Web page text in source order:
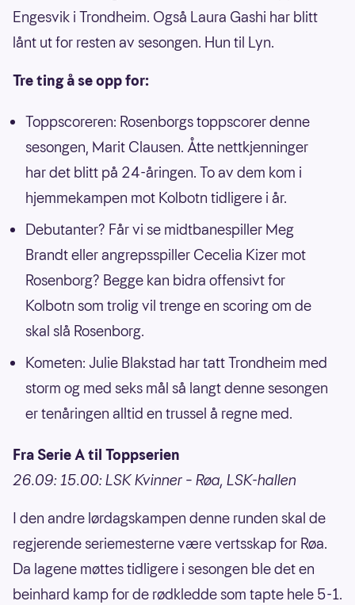
Engesvik i Trondheim. Også Laura Gashi har blitt
lånt ut for resten av sesongen. Hun til Lyn.
Tre ting å se opp for:
Toppscoreren: Rosenborgs toppscorer denne
sesongen, Marit Clausen. Åtte nettkjenninger
har det blitt på 24-åringen. To av dem kom i
hjemmekampen mot Kolbotn tidligere i år.
Debutanter? Får vi se midtbanespiller Meg
Brandt eller angrepsspiller Cecelia Kizer mot
Rosenborg? Begge kan bidra offensivt for
Kolbotn som trolig vil trenge en scoring om de
skal slå Rosenborg.
Kometen: Julie Blakstad har tatt Trondheim med
storm og med seks mål så langt denne sesongen
er tenåringen alltid en trussel å regne med.
Fra Serie A til Toppserien
26.09: 15.00: LSK Kvinner – Røa, LSK-hallen
I den andre lørdagskampen denne runden skal de
regjerende seriemesterne være vertsskap for Røa.
Da lagene møttes tidligere i sesongen ble det en
beinhard kamp for de rødkledde som tapte hele 5-1.